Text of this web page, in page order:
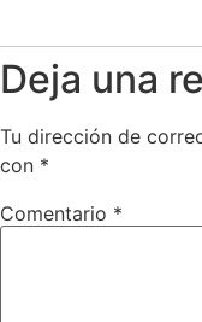
Deja una
Tu dirección de
con *
Comentario *